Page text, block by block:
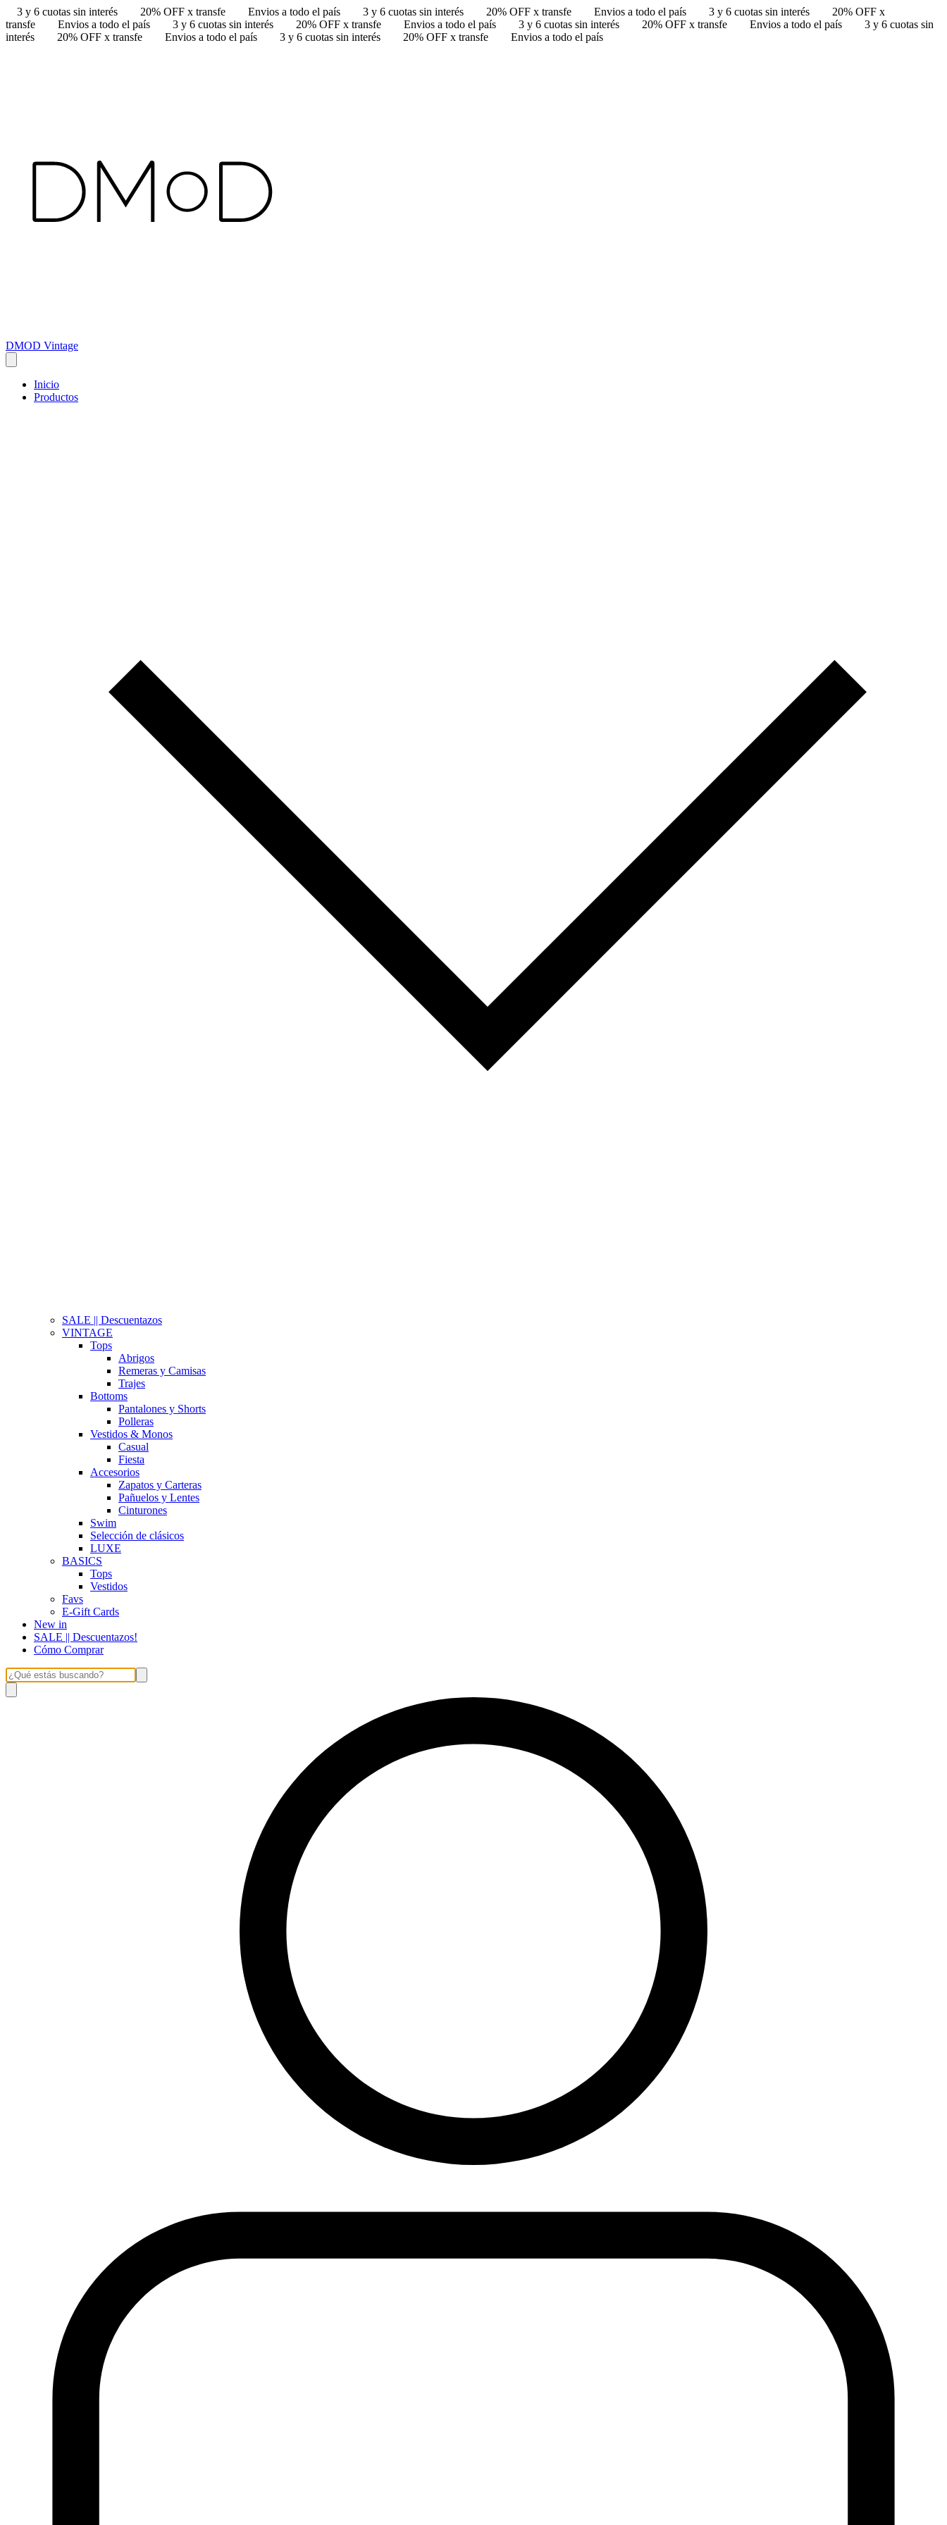
3 y 6 cuotas sin interés 20% OFF x transfe Envios a todo el país 3 y 6 cuotas sin interés 20% OFF x transfe Envios a todo el país 3 y 6 cuotas sin interés
20% OFF x
transfe
Envios a todo el país 3 y 6 cuotas sin interés 20% OFF x transfe Envios a todo el país 3 y 6 cuotas sin interés 20% OFF x transfe Envios a todo el país
3 y 6 cuotas sin
interés
20% OFF x transfe Envios a todo el país 3 y 6 cuotas sin interés 20% OFF x transfe Envios a todo el país
DMOD Vintage
Inicio
Productos
SALE || Descuentazos
VINTAGE
Tops
Abrigos
Remeras y Camisas
Trajes
Bottoms
Pantalones y Shorts
Polleras
Vestidos & Monos
Casual
Fiesta
Accesorios
Zapatos y Carteras
Pañuelos y Lentes
Cinturones
Swim
Selección de clásicos
LUXE
BASICS
Tops
Vestidos
Favs
E-Gift Cards
New in
SALE || Descuentazos!
Cómo Comprar